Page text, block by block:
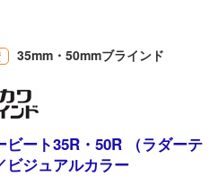
35mm・50mmブラインド
ビート35R・50R （ラダーテ
ビジュアルカラー